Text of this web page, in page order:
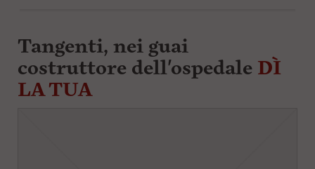
Tangenti, nei guai
costruttore dell'ospedale DÌ
LA TUA